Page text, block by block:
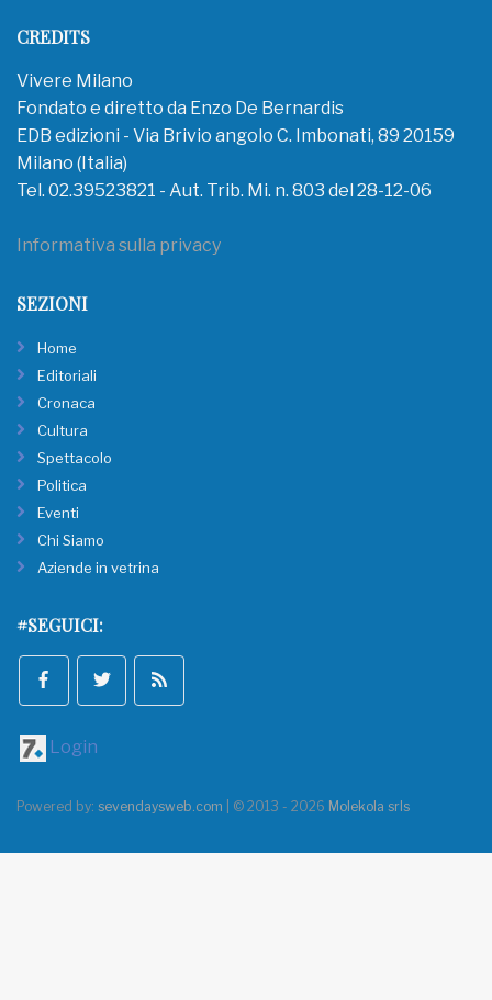
CREDITS
Vivere Milano
Fondato e diretto da Enzo De Bernardis
EDB edizioni - Via Brivio angolo C. Imbonati, 89 20159
Milano (Italia)
Tel. 02.39523821 - Aut. Trib. Mi. n. 803 del 28-12-06
Informativa sulla privacy
SEZIONI
Home
Editoriali
Cronaca
Cultura
Spettacolo
Politica
Eventi
Chi Siamo
Aziende in vetrina
#SEGUICI:
Login
Powered by: sevendaysweb.com | © 2013 - 2026 Molekola srls